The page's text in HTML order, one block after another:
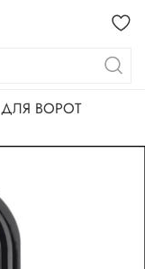
ДЛЯ ВОРОТ